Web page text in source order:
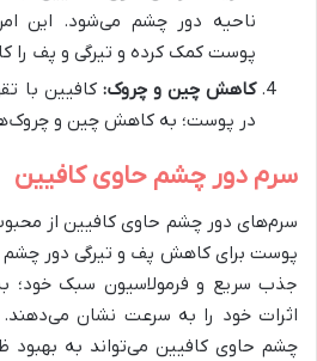
ناحیه دور چشم می‌شود. این
پوست کمک کرده و تیرگی و پف
کاهش چین و چروک: کافیین با
در پوست؛ به کاهش چین و
سرم دور چشم حاوی کافیین
سرم‌های دور چشم حاوی کافیین از
پوست برای کاهش پف و تیرگی دور چشم
جذب سریع و فرمولاسیون سبک خود؛
اثرات خود را به سرعت نشان می‌دهند.
چشم حاوی کافیین می‌تواند به بهبود